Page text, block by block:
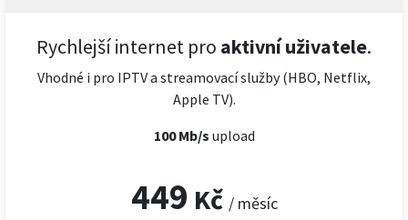
Rychlejší internet pro aktivní uživatele.
Vhodné i pro IPTV a streamovací služby (HBO, Netflix,
Apple TV).
100 Mb/s upload
449 Kč / měsíc